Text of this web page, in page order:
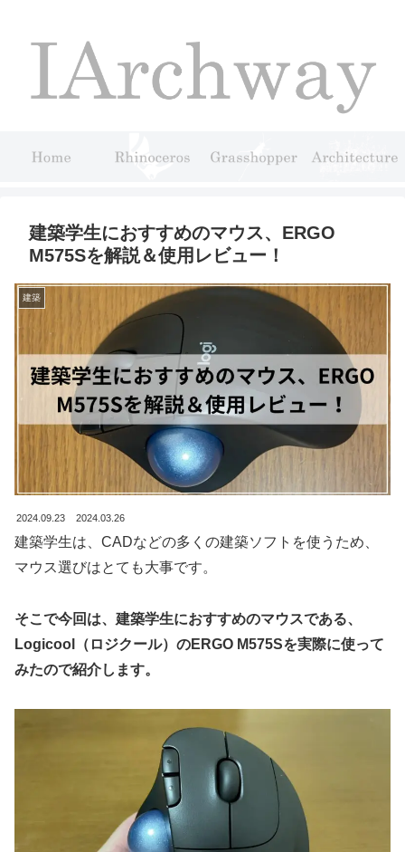
建築学生におすすめのマウス、ERGO
M575Sを解説＆使用レビュー！
建築
2024.09.23 2024.03.26
建築学生は、CADなどの多くの建築ソフトを使うため、
マウス選びはとても大事です。
そこで今回は、建築学生におすすめのマウスである、
Logicool（ロジクール）のERGO M575Sを実際に使って
みたので紹介します。